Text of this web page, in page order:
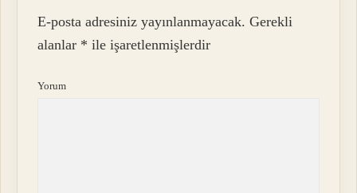
E-posta adresiniz yayınlanmayacak. Gerekli
alanlar * ile işaretlenmişlerdir
Yorum